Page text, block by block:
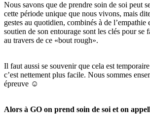
Nous savons que de prendre soin de soi peut
cette période unique que nous vivons, mais
gestes au quotidien, combinés à de l’empathie
soutien de son entourage sont les clés pour se
au travers de ce «bout rough».
Il faut aussi se souvenir que cela est
c’est nettement plus facile. Nous sommes
épreuve ☺
Alors à GO on prend soin de soi et on